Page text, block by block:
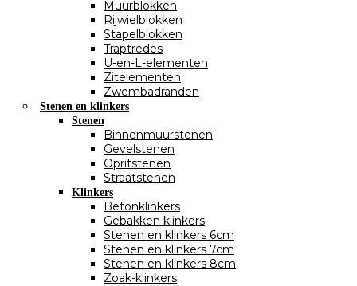
Muurblokken
Rijwielblokken
Stapelblokken
Traptredes
U-en-L-elementen
Zitelementen
Zwembadranden
Stenen en klinkers
Stenen
Binnenmuurstenen
Gevelstenen
Opritstenen
Straatstenen
Klinkers
Betonklinkers
Gebakken klinkers
Stenen en klinkers 6cm
Stenen en klinkers 7cm
Stenen en klinkers 8cm
Zoak-klinkers